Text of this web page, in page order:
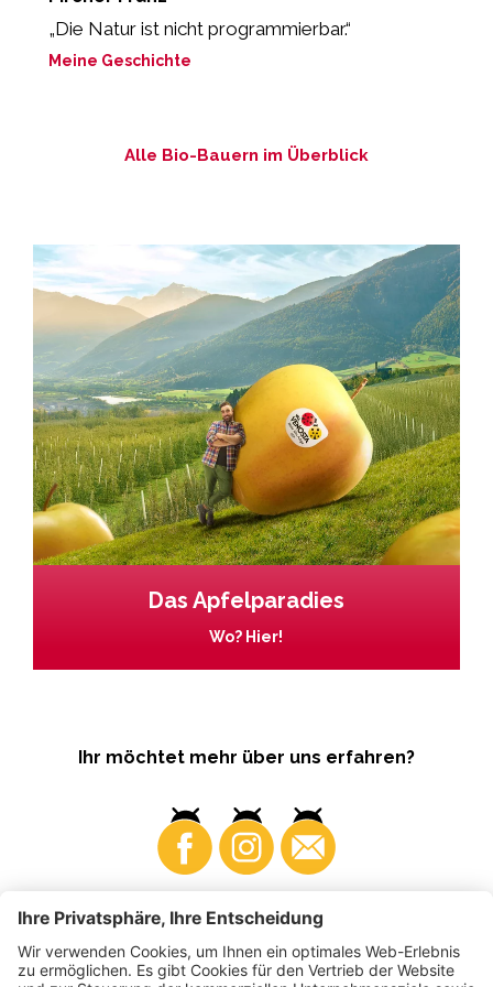
„Die Natur ist nicht programmierbar.“
Meine Geschichte
Alle Bio-Bauern im Überblick
Das Apfelparadies
Wo? Hier!
Ihr möchtet mehr über uns erfahren?
Business Produzenten